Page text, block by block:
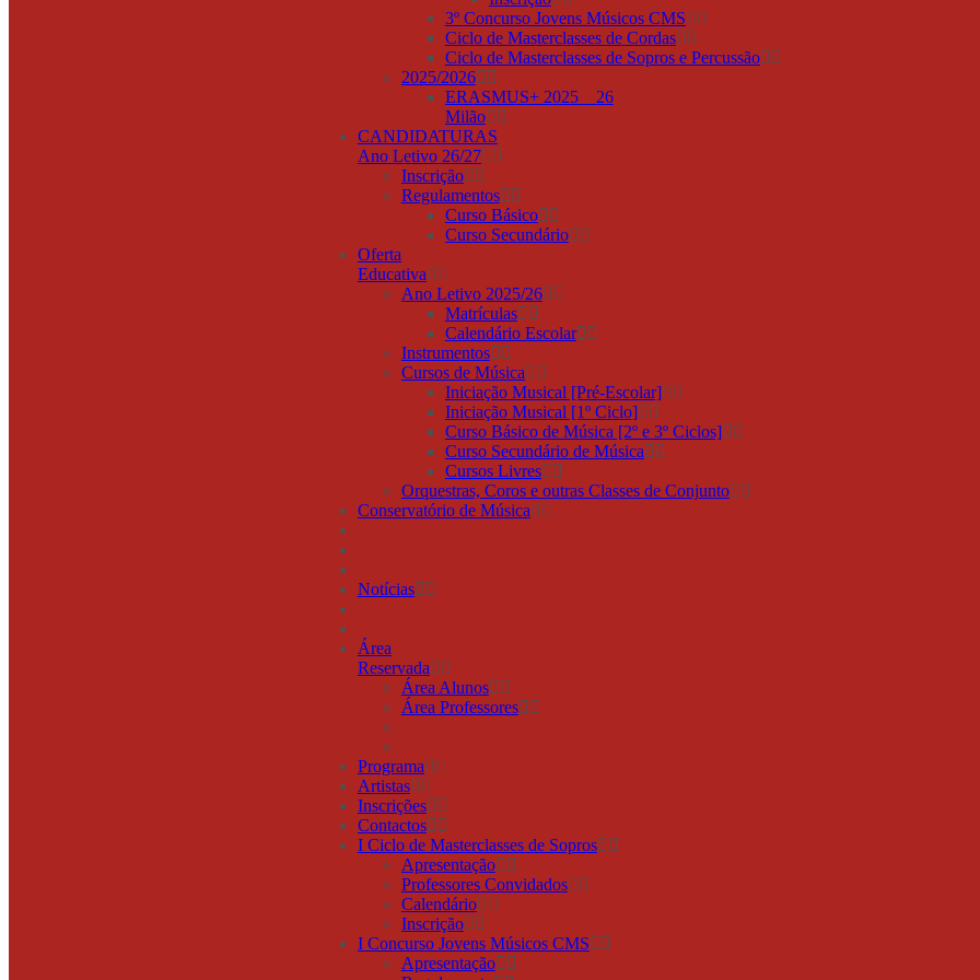
3º Concurso Jovens Músicos CMS
Ciclo de Masterclasses de Cordas
Ciclo de Masterclasses de Sopros e Percussão
2025/2026
ERASMUS+ 2025 _ 26
Milão
CANDIDATURAS
Ano Letivo 26/27
Inscrição
Regulamentos
Curso Básico
Curso Secundário
Oferta
Educativa
Ano Letivo 2025/26
Matrículas
Calendário Escolar
Instrumentos
Cursos de Música
Iniciação Musical [Pré-Escolar]
Iniciação Musical [1º Ciclo]
Curso Básico de Música [2º e 3º Ciclos]
Curso Secundário de Música
Cursos Livres
Orquestras, Coros e outras Classes de Conjunto
Conservatório de Música
Notícias
Área
Reservada
Área Alunos
Área Professores
Programa
Artistas
Inscrições
Contactos
I Ciclo de Masterclasses de Sopros
Apresentação
Professores Convidados
Calendário
Inscrição
I Concurso Jovens Músicos CMS
Apresentação